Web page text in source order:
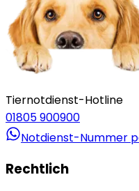
Tiernotdienst-Hotline
01805 900900
Notdienst-Nummer
Rechtlich